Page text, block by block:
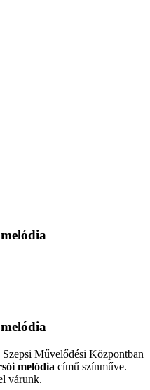
Szepsi Művelődési Központban
melódia című színműve.
várunk.